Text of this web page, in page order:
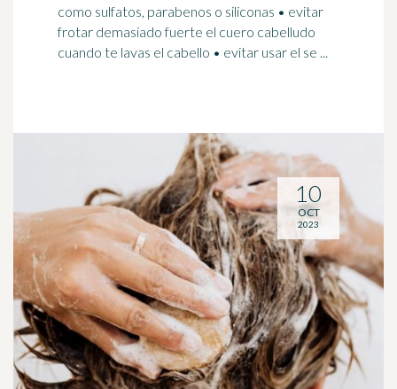
como sulfatos, parabenos o siliconas • evitar
frotar demasiado fuerte el cuero cabelludo
cuando te lavas el cabello • evitar usar el se ...
10
OCT
2023